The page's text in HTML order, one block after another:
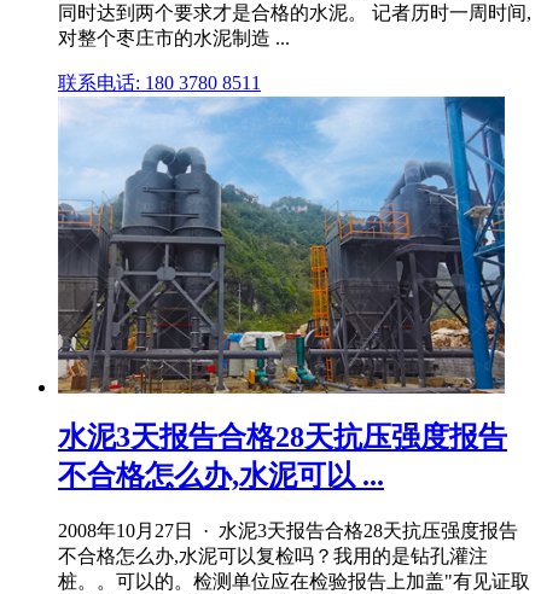
同时达到两个要求才是合格的水泥。 记者历时一周时间,
对整个枣庄市的水泥制造 ...
联系电话: 180 3780 8511
水泥3天报告合格28天抗压强度报告
不合格怎么办,水泥可以 ...
2008年10月27日 · 水泥3天报告合格28天抗压强度报告
不合格怎么办,水泥可以复检吗？我用的是钻孔灌注
桩。。可以的。检测单位应在检验报告上加盖"有见证取